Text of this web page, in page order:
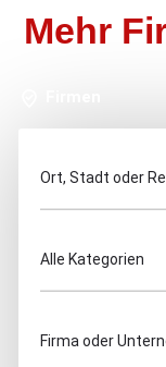
Mehr
Ort, Stadt oder
Alle Kategorien
Firma oder